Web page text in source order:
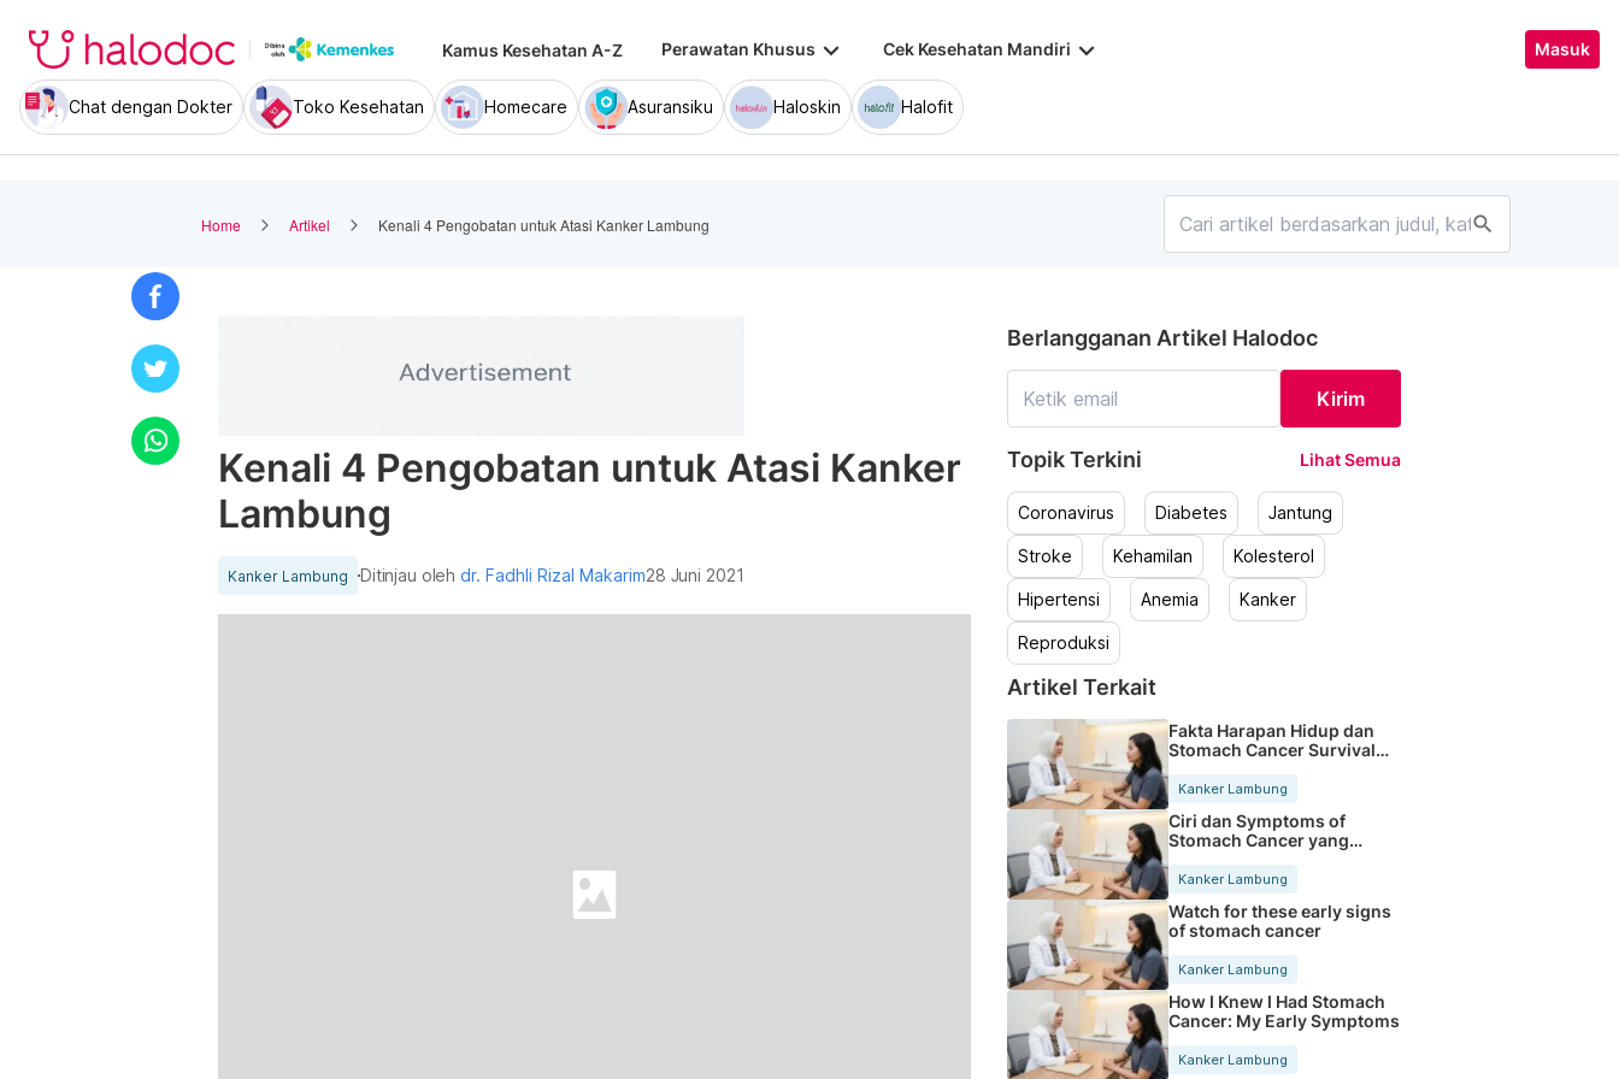
Kamus Kesehatan A-Z Perawatan Khusus keyboard_arrow_down Cek Kesehatan Mandiri keyboard_arrow_down Masuk
Chat dengan Dokter Toko Kesehatan Homecare Asuransiku Haloskin Halofit
Home Artikel Kenali 4 Pengobatan untuk Atasi Kanker Lambung search
Kenali 4 Pengobatan untuk Atasi Kanker
Lambung
Kanker Lambung Ditinjau olehdr. Fadhli Rizal Makarim28 Juni 2021
Berlangganan Artikel Halodoc
Kirim
Topik Terkini Lihat Semua
Coronavirus Diabetes Jantung
Stroke Kehamilan Kolesterol
Hipertensi Anemia Kanker
Reproduksi
Artikel Terkait
Fakta Harapan Hidup dan
Stomach Cancer Survival
Kanker Lambung
Ciri dan Symptoms of
Stomach Cancer yang
Kanker Lambung
Watch for these early signs
of stomach cancer
Kanker Lambung
How I Knew I Had Stomach
Cancer: My Early Symptoms
Kanker Lambung